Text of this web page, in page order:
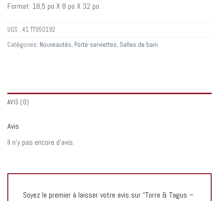
Format: 18,5 po X 8 po X 32 po
UGS : 41:TT950192
Catégories: Nouveautés, Porte-serviettes, Salles de bain
AVIS (0)
Avis
Il n’y pas encore d’avis.
Soyez le premier à laisser votre avis sur “Torre & Tagus –